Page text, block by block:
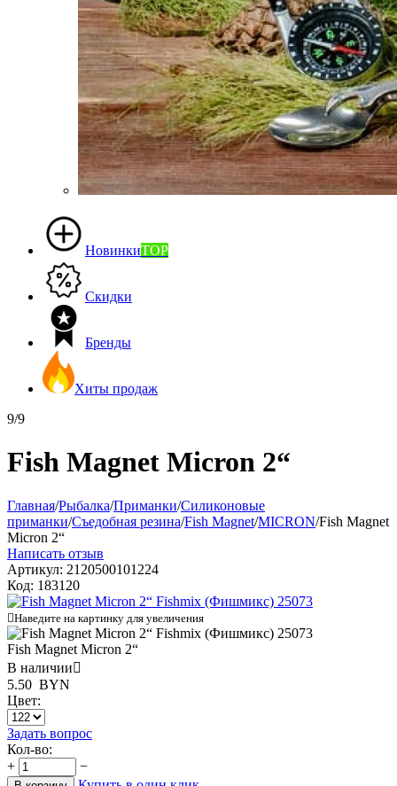
НовинкиTOP
Скидки
Бренды
Хиты продаж
9/9
Fish Magnet Micron 2“
Главная/Рыбалка/Приманки/Силиконовые
приманки/Съедобная резина/Fish Magnet/MICRON/Fish Magnet
Micron 2“
Написать отзыв
Артикул: 2120500101224
Код: 183120
Наведите на картинку для увеличения
Fish Magnet Micron 2“
В наличии
5.50 BYN
Цвет:
Задать вопрос
Кол-во:
+
−